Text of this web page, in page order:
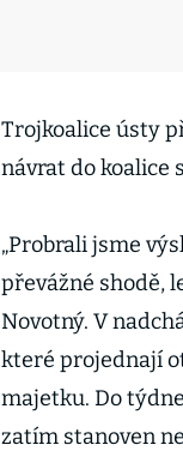
Trojkoalice ústy
návrat do koalice
„Probrali jsme
převážné shodě,
Novotný. V
které projednají
majetku. Do
zatím stanoven